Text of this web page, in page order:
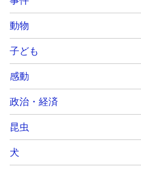
動物
子ども
感動
政治・経済
昆虫
犬